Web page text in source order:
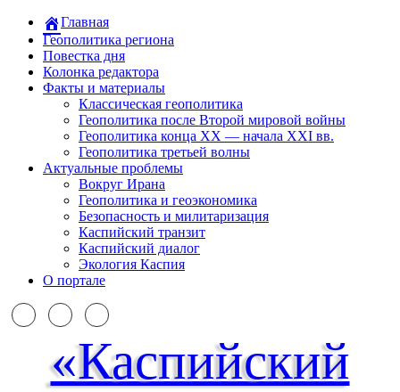
Главная
Геополитика региона
Повестка дня
Колонка редактора
Факты и материалы
Классическая геополитика
Геополитика после Второй мировой войны
Геополитика конца XX — начала XXI вв.
Геополитика третьей волны
Актуальные проблемы
Вокруг Ирана
Геополитика и геоэкономика
Безопасность и милитаризация
Каспийский транзит
Каспийский диалог
Экология Каспия
О портале
«Каспийский